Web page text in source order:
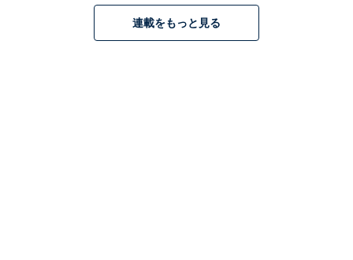
ごちゃごちゃしがちな電源タップやルーターを隠してす
っきり収納できます。
連載をもっと見る